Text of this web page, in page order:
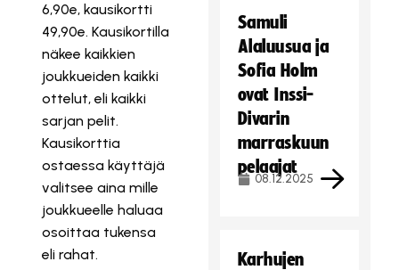
6,90e, kausikortti
49,90e. Kausikortilla
näkee kaikkien
joukkueiden kaikki
ottelut, eli kaikki
sarjan pelit.
Kausikorttia
ostaessa käyttäjä
valitsee aina mille
joukkueelle haluaa
osoittaa tukensa
eli rahat.
Samuli
Alaluusua ja
Sofia Holm
ovat Inssi-
Divarin
marraskuun
pelaajat
08.12.2025
Karhujen